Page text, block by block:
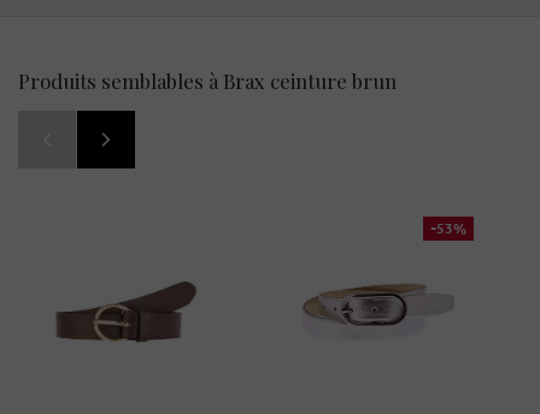
Produits semblables à Brax ceinture brun
-53%